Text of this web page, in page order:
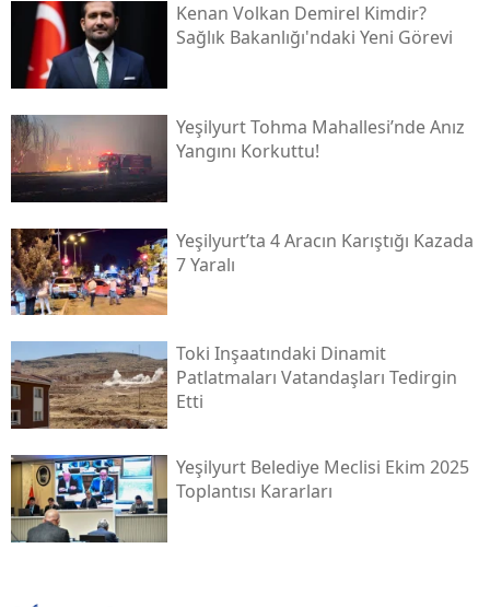
Kenan Volkan Demirel Kimdir?
Sağlık Bakanlığı'ndaki Yeni Görevi
Yeşilyurt Tohma Mahallesi’nde Anız
Yangını Korkuttu!
Yeşilyurt’ta 4 Aracın Karıştığı Kazada
7 Yaralı
Toki̇ Inşaatındaki Dinamit
Patlatmaları Vatandaşları Tedirgin
Etti
Yeşilyurt Belediye Meclisi Ekim 2025
Toplantısı Kararları